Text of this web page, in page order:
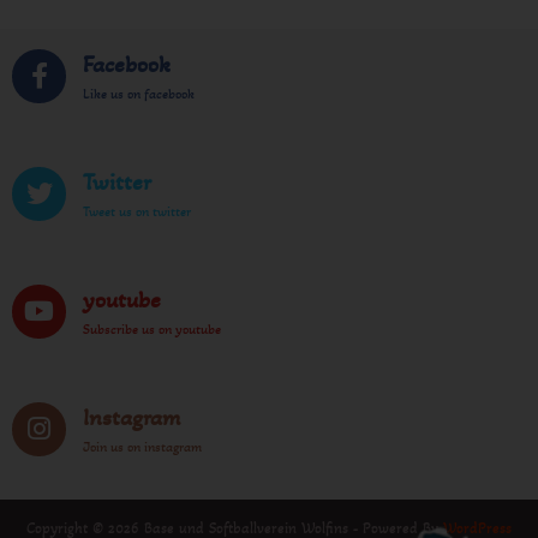
Facebook
Like us on facebook
Twitter
Tweet us on twitter
youtube
Subscribe us on youtube
Instagram
Join us on instagram
Copyright © 2026 Base und Softballverein Wolfins - Powered ByWordPress